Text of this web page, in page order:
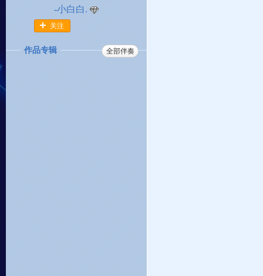
-小白白.
关注
作品专辑 全部伴奏